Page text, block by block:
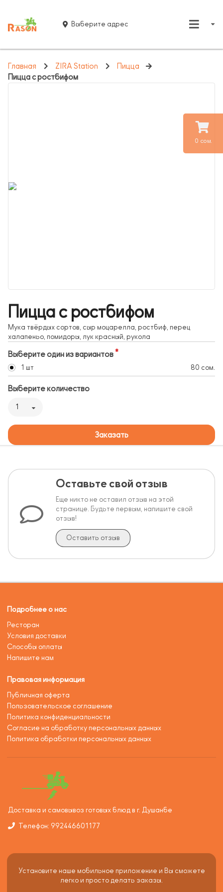
0 сом.
Выберите адрес
Главная ZIRA Station
Пицца
Пицца с ростбифом
Пицца с ростбифом
Мука твёрдых сортов, сыр моцарелла, ростбиф, перец
халапеньо, помидоры, лук красный, рукола
Выберите один из вариантов
1 шт 80 сом.
Выберите количество
1
Заказать
Оставьте свой отзыв
Еще никто не оставил отзыв на этой
странице. Будьте первым, напишите свой
отзыв!
Оставить отзыв
Подробнее о нас
Ресторан
Условия доставки
Способы оплаты
Напишите нам
Правовая информация
Публичная оферта
Пользовательское соглашение
Политика конфиденциальности
Согласие на обработку персональных данных
Политика обработки персональных данных
Доставка и самовывоз готовых блюд в г. Душанбе
Телефон: 992446601177
Установите наше мобильное приложение и Вы сможете
легко и просто делать заказы.